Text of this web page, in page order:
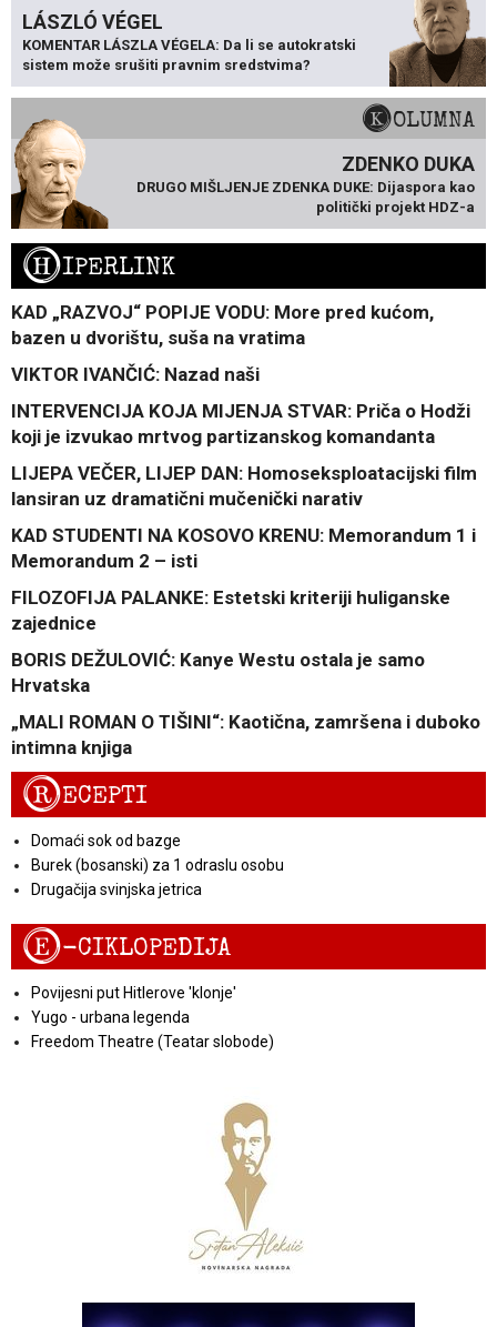
LÁSZLÓ VÉGEL
KOMENTAR LÁSZLA VÉGELA: Da li se autokratski
sistem može srušiti pravnim sredstvima?
KOLUMNA
ZDENKO DUKA
DRUGO MIŠLJENJE ZDENKA DUKE: Dijaspora kao
politički projekt HDZ-a
HIPERLINK
KAD „RAZVOJ“ POPIJE VODU: More pred kućom,
bazen u dvorištu, suša na vratima
VIKTOR IVANČIĆ: Nazad naši
INTERVENCIJA KOJA MIJENJA STVAR: Priča o Hodži
koji je izvukao mrtvog partizanskog komandanta
LIJEPA VEČER, LIJEP DAN: Homoseksploatacijski film
lansiran uz dramatični mučenički narativ
KAD STUDENTI NA KOSOVO KRENU: Memorandum 1 i
Memorandum 2 – isti
FILOZOFIJA PALANKE: Estetski kriteriji huliganske
zajednice
BORIS DEŽULOVIĆ: Kanye Westu ostala je samo
Hrvatska
„MALI ROMAN O TIŠINI“: Kaotična, zamršena i duboko
intimna knjiga
RECEPTI
Domaći sok od bazge
Burek (bosanski) za 1 odraslu osobu
Drugačija svinjska jetrica
E-CIKLOPEDIJA
Povijesni put Hitlerove 'klonje'
Yugo - urbana legenda
Freedom Theatre (Teatar slobode)